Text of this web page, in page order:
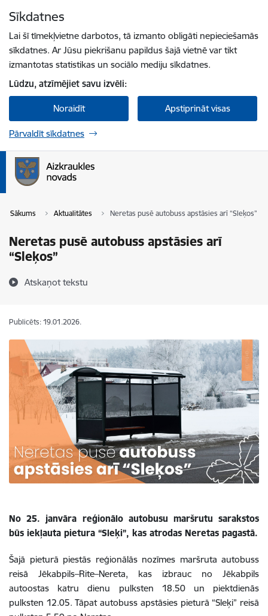
Sīkdatnes
Lai šī tīmekļvietne darbotos, tā izmanto obligāti nepieciešamās
sīkdatnes. Ar Jūsu piekrišanu papildus šajā vietnē var tikt
izmantotas statistikas un sociālo mediju sīkdatnes.
Lūdzu, atzīmējiet savu izvēli:
Noraidīt Apstiprināt visas
Pārvaldīt sīkdatnes
Sākums Aktualitātes Neretas pusē autobuss apstāsies arī “Sleķos”
Neretas pusē autobuss apstāsies arī
“Sleķos”
Atskaņot tekstu
Publicēts: 19.01.2026.
No 25. janvāra reģionālo autobusu maršrutu sarakstos
būs iekļauta pietura “Sleķi”, kas atrodas Neretas pagastā.
Šajā pieturā piestās reģionālās nozīmes maršruta autobuss
reisā Jēkabpils–Rite–Nereta, kas izbrauc no Jēkabpils
autoostas katru dienu pulksten 18.50 un piektdienās
pulksten 12.05. Tāpat autobuss apstāsies pieturā “Sleķi” reisā